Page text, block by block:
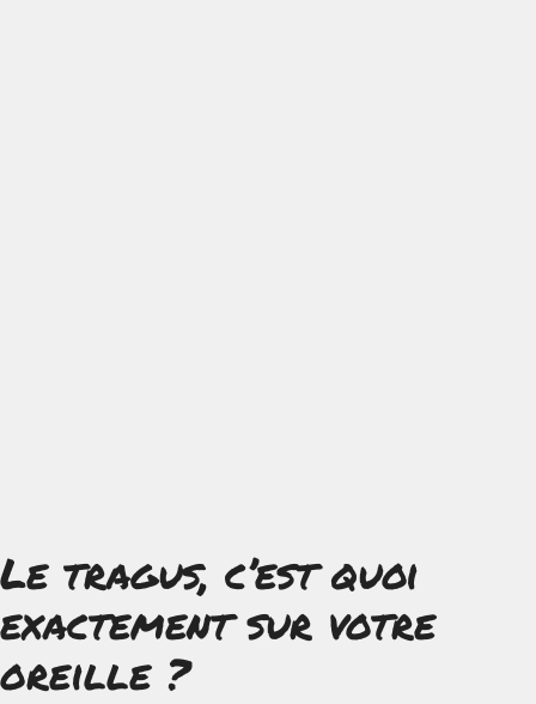
Le tragus, c’est quoi
exactement sur votre
oreille ?